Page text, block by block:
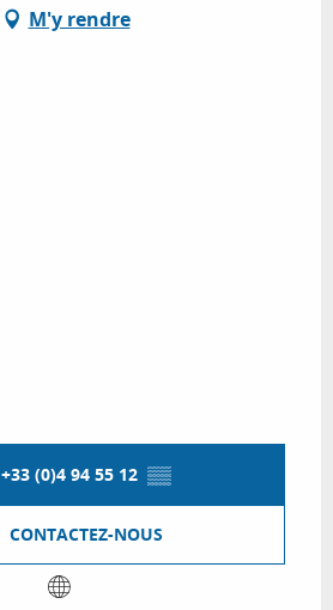
M'y rendre
+33 (0)4 94 55 12 ▒▒
CONTACTEZ-NOUS